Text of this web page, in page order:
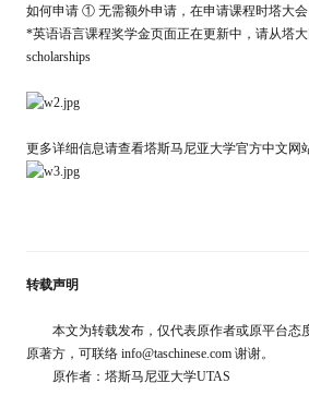
如何申请 ① 无需额外申请，在申请课程时塔大
*英语语言课程奖学金页面正在更新中，请从塔大
scholarships
更多详细信息请查看塔斯马尼亚大学官方中文网
转载声明
本文为转载发布，仅代表原作者或原平台态
原著方，可联络 info@taschinese.com 谢谢。
原作者：塔斯马尼亚大学UTAS